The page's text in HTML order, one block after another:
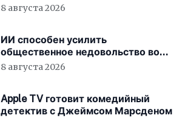
8 августа 2026
ИИ способен усилить
общественное недовольство во
всём мире
8 августа 2026
Apple TV готовит комедийный
детектив с Джеймсом Марсденом